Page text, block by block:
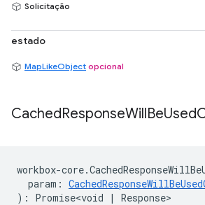
Solicitação
estado
MapLikeObject opcional
CachedResponseWillBeUsed
workbox-core.
param :
) : Promise<void | Response>